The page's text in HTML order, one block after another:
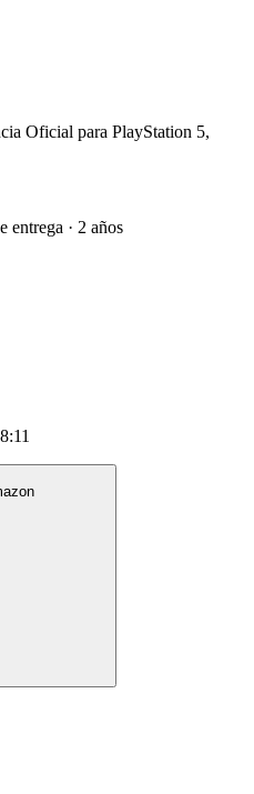
Oficial para PlayStation 5,
entrega · 2 años